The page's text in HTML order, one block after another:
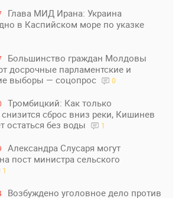
Глава МИД Ирана: Украина
в Каспийском море по указке
Большинство граждан Молдовы
досрочные парламентские и
выборы — соцопрос
0
Тромбицкий: Как только
сброс вниз реки, Кишинев
остаться без воды
1
Александра Слусаря могут
пост министра сельского
1
Возбуждено уголовное дело против